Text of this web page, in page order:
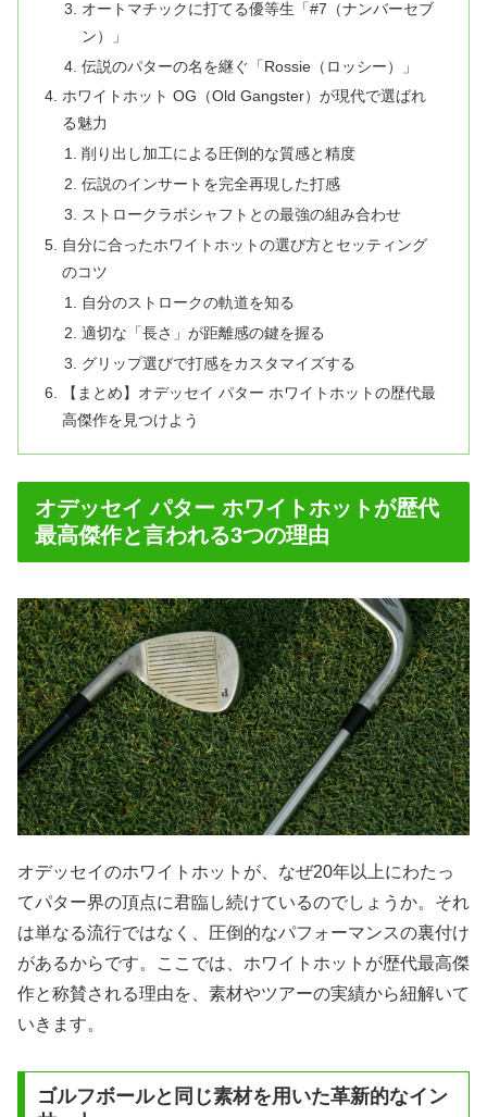
オートマチックに打てる優等生「#7（ナンバーセブ
ン）」
伝説のパターの名を継ぐ「Rossie（ロッシー）」
ホワイトホット OG（Old Gangster）が現代で選ばれ
る魅力
削り出し加工による圧倒的な質感と精度
伝説のインサートを完全再現した打感
ストロークラボシャフトとの最強の組み合わせ
自分に合ったホワイトホットの選び方とセッティング
のコツ
自分のストロークの軌道を知る
適切な「長さ」が距離感の鍵を握る
グリップ選びで打感をカスタマイズする
【まとめ】オデッセイ パター ホワイトホットの歴代最
高傑作を見つけよう
オデッセイ パター ホワイトホットが歴代
最高傑作と言われる3つの理由
オデッセイのホワイトホットが、なぜ20年以上にわたっ
てパター界の頂点に君臨し続けているのでしょうか。それ
は単なる流行ではなく、圧倒的なパフォーマンスの裏付け
があるからです。ここでは、ホワイトホットが歴代最高傑
作と称賛される理由を、素材やツアーの実績から紐解いて
いきます。
ゴルフボールと同じ素材を用いた革新的なイン